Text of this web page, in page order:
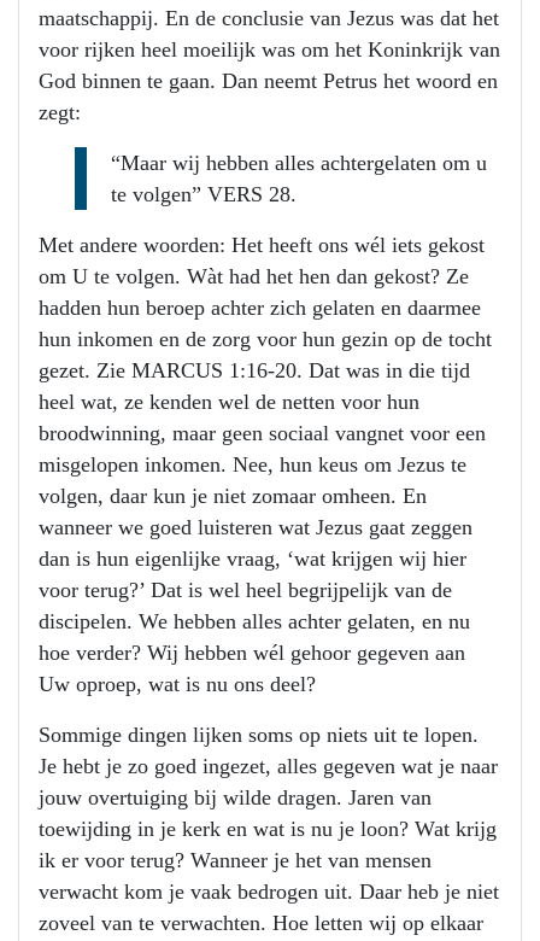
maatschappij. En de conclusie van Jezus was dat het
voor rijken heel moeilijk was om het Koninkrijk van
God binnen te gaan. Dan neemt Petrus het woord en
zegt:
“Maar wij hebben alles achtergelaten om u
te volgen” VERS 28.
Met andere woorden: Het heeft ons wél iets gekost
om U te volgen. Wàt had het hen dan gekost? Ze
hadden hun beroep achter zich gelaten en daarmee
hun inkomen en de zorg voor hun gezin op de tocht
gezet. Zie MARCUS 1:16-20. Dat was in die tijd
heel wat, ze kenden wel de netten voor hun
broodwinning, maar geen sociaal vangnet voor een
misgelopen inkomen. Nee, hun keus om Jezus te
volgen, daar kun je niet zomaar omheen. En
wanneer we goed luisteren wat Jezus gaat zeggen
dan is hun eigenlijke vraag, ‘wat krijgen wij hier
voor terug?’ Dat is wel heel begrijpelijk van de
discipelen. We hebben alles achter gelaten, en nu
hoe verder? Wij hebben wél gehoor gegeven aan
Uw oproep, wat is nu ons deel?
Sommige dingen lijken soms op niets uit te lopen.
Je hebt je zo goed ingezet, alles gegeven wat je naar
jouw overtuiging bij wilde dragen. Jaren van
toewijding in je kerk en wat is nu je loon? Wat krijg
ik er voor terug? Wanneer je het van mensen
verwacht kom je vaak bedrogen uit. Daar heb je niet
zoveel van te verwachten. Hoe letten wij op elkaar